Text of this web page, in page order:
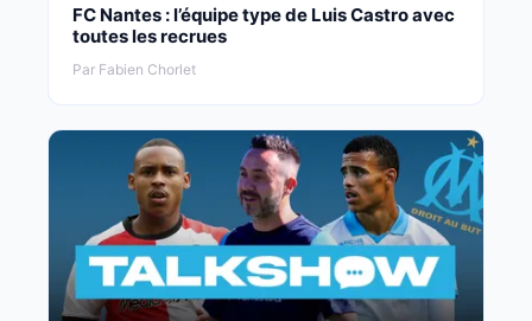
FC Nantes : l’équipe type de Luis Castro avec
toutes les recrues
Par Fabien Chorlet